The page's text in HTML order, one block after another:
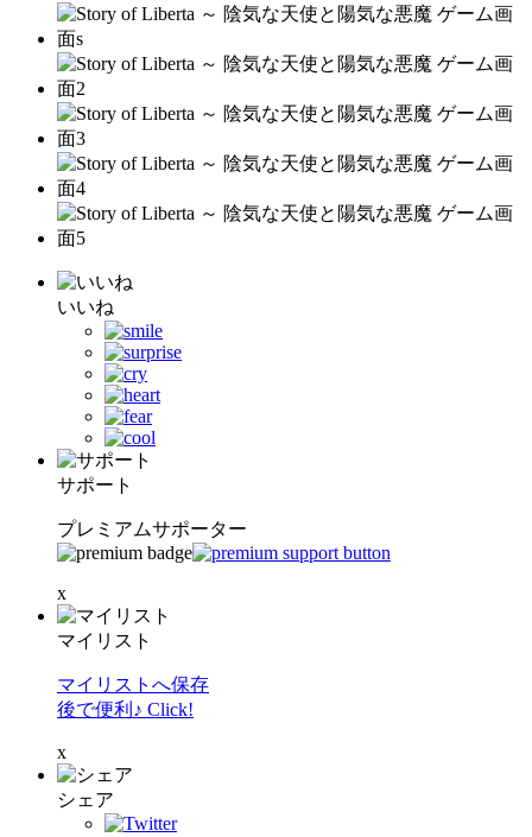
いいね
サポート
プレミアムサポーター
x
マイリスト
マイリストへ保存
後で便利♪ Click!
x
シェア